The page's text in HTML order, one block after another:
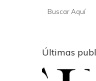
Últimas